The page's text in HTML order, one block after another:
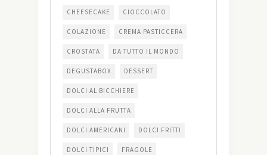
CHEESECAKE CIOCCOLATO
COLAZIONE CREMA PASTICCERA
CROSTATA DA TUTTO IL MONDO
DEGUSTABOX DESSERT
DOLCI AL BICCHIERE
DOLCI ALLA FRUTTA
DOLCI AMERICANI DOLCI FRITTI
DOLCI TIPICI FRAGOLE